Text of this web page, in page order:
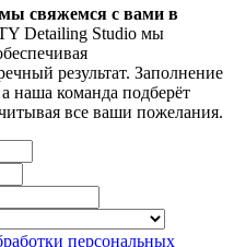
мы свяжемся с вами в
Detailing Studio мы
результат. Заполнение
наша команда подберёт
все ваши пожелания.
персональных